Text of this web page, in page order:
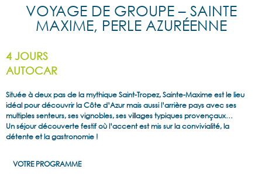
VOYAGE DE GROUPE – SAINTE
MAXIME, PERLE AZURÉENNE
4 JOURS
AUTOCAR
Située à deux pas de la mythique Saint-Tropez, Sainte-Maxime est le lieu
idéal pour découvrir la Côte d’Azur mais aussi l’arrière pays avec ses
multiples senteurs, ses vignobles, ses villages typiques provençaux…
Un séjour découverte festif où l’accent est mis sur la convivialité, la
détente et la gastronomie !
VOTRE PROGRAMME